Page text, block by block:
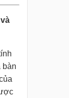
bàn